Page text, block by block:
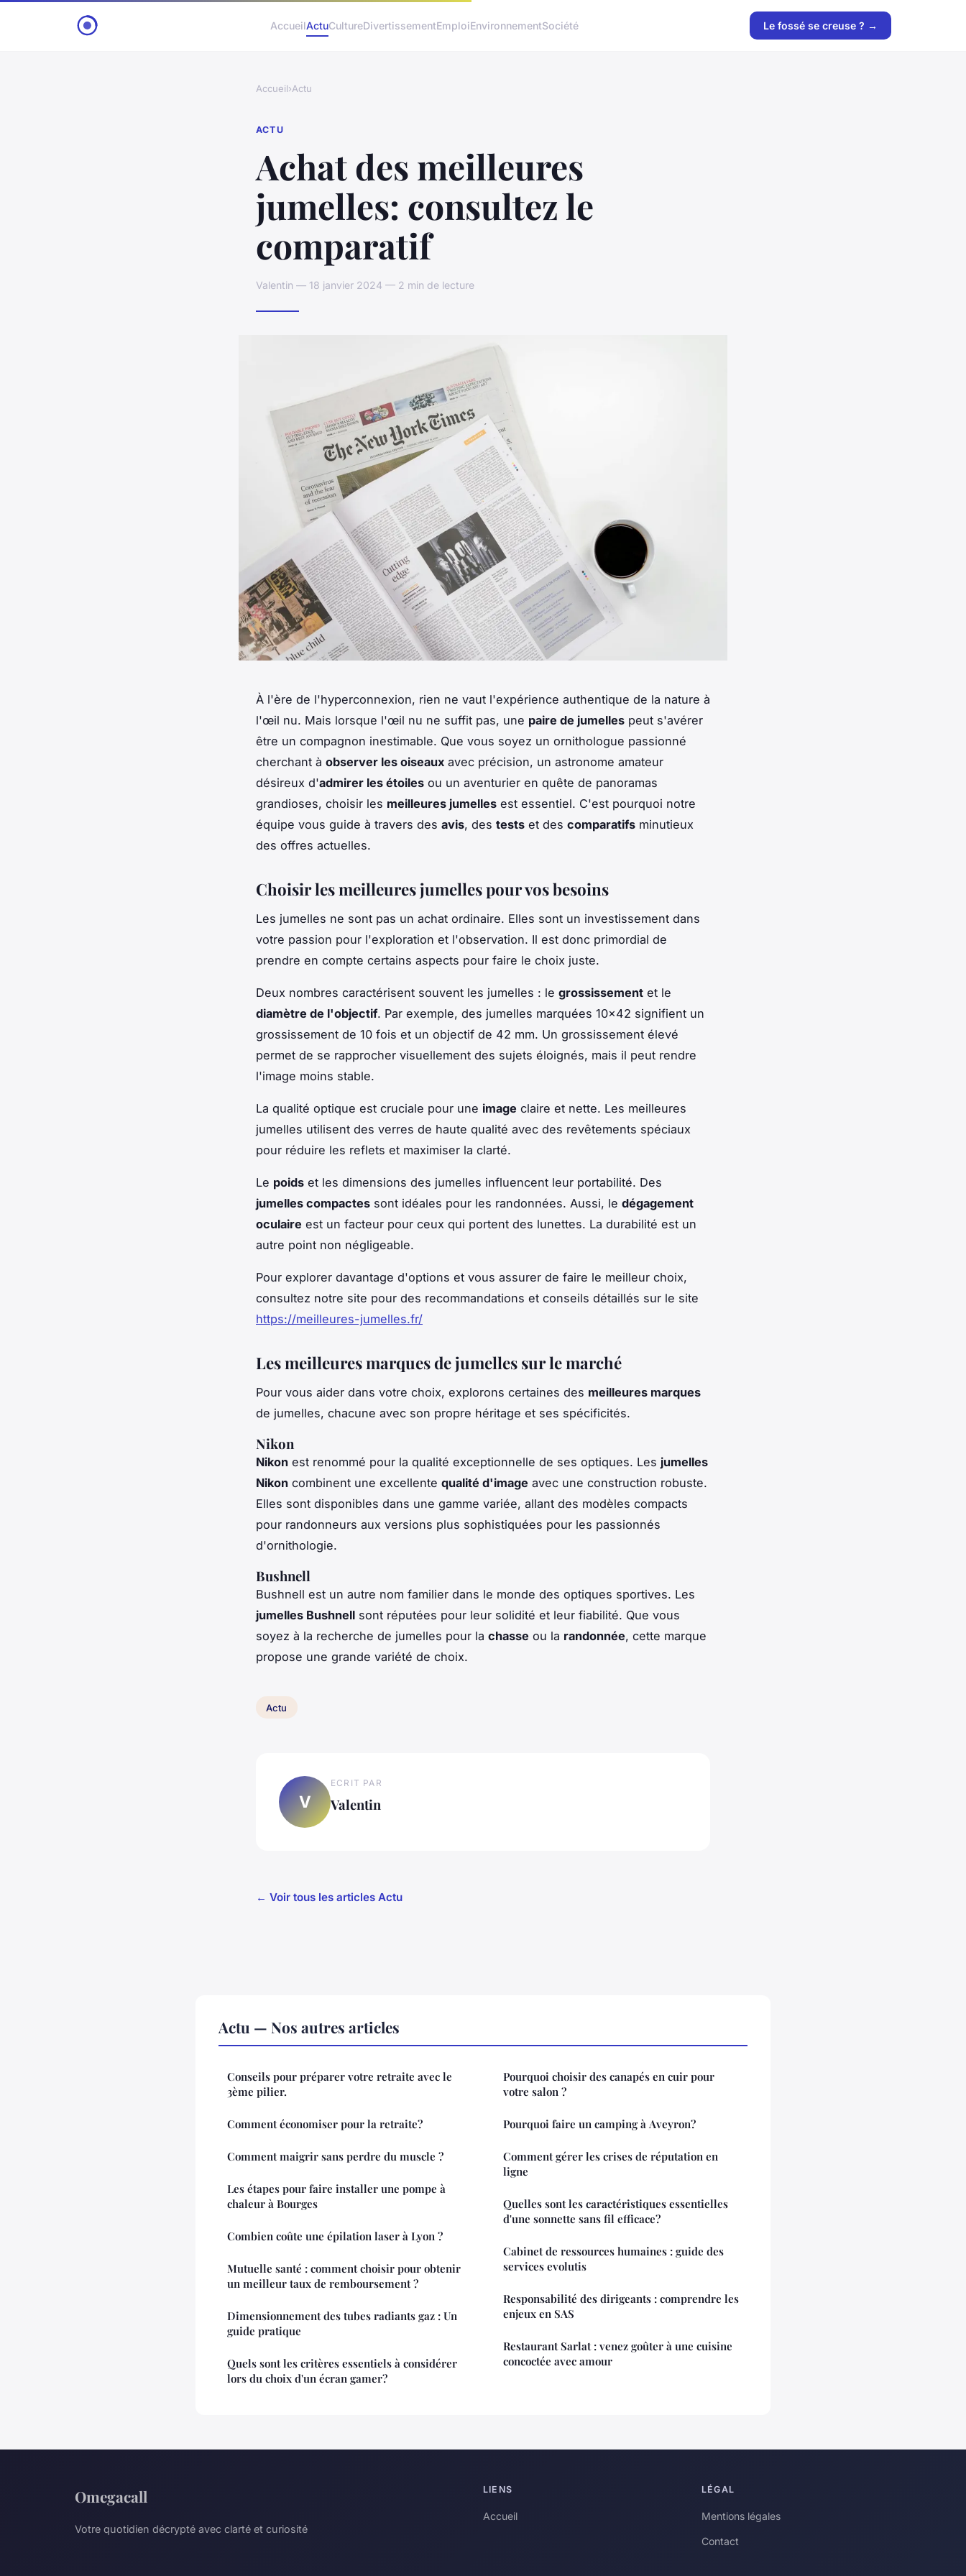
AccueilActuCultureDivertissementEmploiEnvironnementSociété Le fossé se creuse ? →
Accueil›Actu
ACTU
Achat des meilleures
jumelles: consultez le
comparatif
Valentin — 18 janvier 2024 — 2 min de lecture
À l'ère de l'hyperconnexion, rien ne vaut l'expérience authentique de la nature à
l'œil nu. Mais lorsque l'œil nu ne suffit pas, une paire de jumelles peut s'avérer
être un compagnon inestimable. Que vous soyez un ornithologue passionné
cherchant à observer les oiseaux avec précision, un astronome amateur
désireux d'admirer les étoiles ou un aventurier en quête de panoramas
grandioses, choisir les meilleures jumelles est essentiel. C'est pourquoi notre
équipe vous guide à travers des avis, des tests et des comparatifs minutieux
des offres actuelles.
Choisir les meilleures jumelles pour vos besoins
Les jumelles ne sont pas un achat ordinaire. Elles sont un investissement dans
votre passion pour l'exploration et l'observation. Il est donc primordial de
prendre en compte certains aspects pour faire le choix juste.
Deux nombres caractérisent souvent les jumelles : le grossissement et le
diamètre de l'objectif. Par exemple, des jumelles marquées 10×42 signifient un
grossissement de 10 fois et un objectif de 42 mm. Un grossissement élevé
permet de se rapprocher visuellement des sujets éloignés, mais il peut rendre
l'image moins stable.
La qualité optique est cruciale pour une image claire et nette. Les meilleures
jumelles utilisent des verres de haute qualité avec des revêtements spéciaux
pour réduire les reflets et maximiser la clarté.
Le poids et les dimensions des jumelles influencent leur portabilité. Des
jumelles compactes sont idéales pour les randonnées. Aussi, le dégagement
oculaire est un facteur pour ceux qui portent des lunettes. La durabilité est un
autre point non négligeable.
Pour explorer davantage d'options et vous assurer de faire le meilleur choix,
consultez notre site pour des recommandations et conseils détaillés sur le site
https://meilleures-jumelles.fr/
Les meilleures marques de jumelles sur le marché
Pour vous aider dans votre choix, explorons certaines des meilleures marques
de jumelles, chacune avec son propre héritage et ses spécificités.
Nikon
Nikon est renommé pour la qualité exceptionnelle de ses optiques. Les jumelles
Nikon combinent une excellente qualité d'image avec une construction robuste.
Elles sont disponibles dans une gamme variée, allant des modèles compacts
pour randonneurs aux versions plus sophistiquées pour les passionnés
d'ornithologie.
Bushnell
Bushnell est un autre nom familier dans le monde des optiques sportives. Les
jumelles Bushnell sont réputées pour leur solidité et leur fiabilité. Que vous
soyez à la recherche de jumelles pour la chasse ou la randonnée, cette marque
propose une grande variété de choix.
Actu
V
ECRIT PAR
Valentin
← Voir tous les articles Actu
Actu — Nos autres articles
Conseils pour préparer votre retraite avec le
3ème pilier.
Comment économiser pour la retraite?
Comment maigrir sans perdre du muscle ?
Les étapes pour faire installer une pompe à
chaleur à Bourges
Combien coûte une épilation laser à Lyon ?
Mutuelle santé : comment choisir pour obtenir
un meilleur taux de remboursement ?
Dimensionnement des tubes radiants gaz : Un
guide pratique
Quels sont les critères essentiels à considérer
lors du choix d'un écran gamer?
Pourquoi choisir des canapés en cuir pour
votre salon ?
Pourquoi faire un camping à Aveyron?
Comment gérer les crises de réputation en
ligne
Quelles sont les caractéristiques essentielles
d'une sonnette sans fil efficace?
Cabinet de ressources humaines : guide des
services evolutis
Responsabilité des dirigeants : comprendre les
enjeux en SAS
Restaurant Sarlat : venez goûter à une cuisine
concoctée avec amour
Omegacall
Votre quotidien décrypté avec clarté et curiosité
LIENS
Accueil
LÉGAL
Mentions légales
Contact